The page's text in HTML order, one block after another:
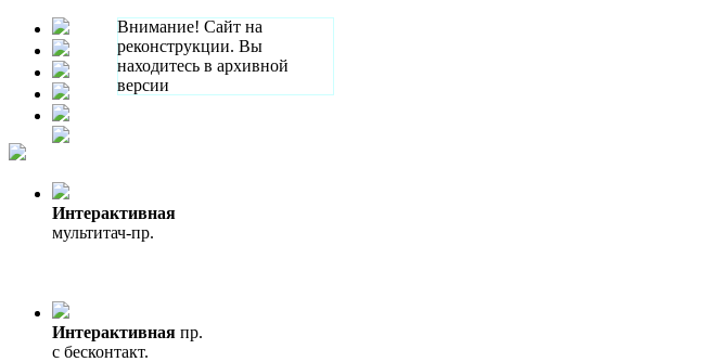
Внимание! Сайт на
реконструкции. Вы
находитесь в архивной
версии
Интерактивная
мультитач-пр.
Интерактивная пр.
с бесконтакт.